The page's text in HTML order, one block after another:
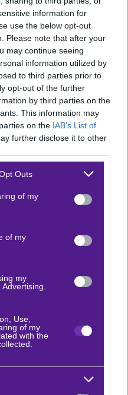
information for
use the below opt-out
Please note that after your
may continue seeing
information utilized by
to third parties prior to
opt-out of the further
by third parties on the
This information may
on the IAB’s List of
further disclose it to other
uses one or more Google
You may click to
and its third-party tags to
purposes in below Google
Outs
of my
of my
my
Use,
of my
with the
της για την
κόντρα στη Χάποελ, με
του Ολυμπιακού
και Μιλουτίνοφ
οι καλύτεροι παίκτες
Υπάρχει ο Πίτερς
Χολ στο “5”. Τα κενά
γίνεται να
έδρα της είναι
ηττηθεί 3 φορές σε
τελευταία ματς στο
Μονακό και 93-82 της
του Ολυμπιακού μετά
και των σημαντικών
προσφορές της ημέρας